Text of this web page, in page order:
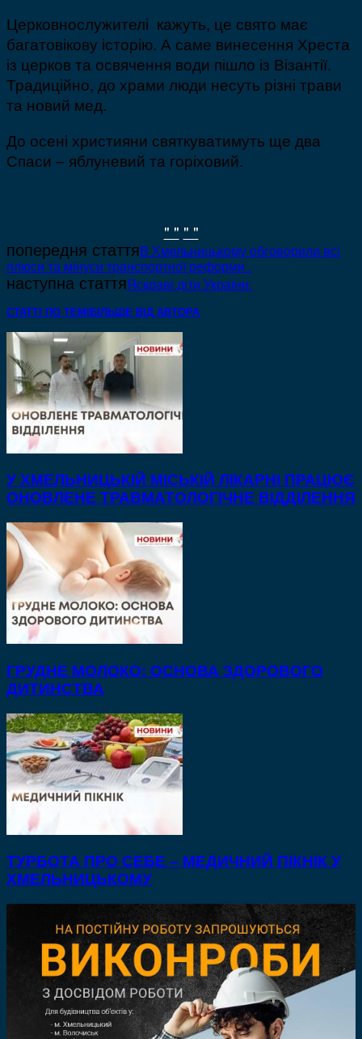
Церковнослужителі кажуть, це свято має
багатовікову історію. А саме винесення Хреста
із церков та освячення води пішло із Візантії.
Традиційно, до храми люди несуть різні трави
та новий мед.
До осені християни святкуватимуть ще два
Спаси – яблуневий та горіховий.
" " " "
попередня статтяВ Хмельницькому обговорили всі
плюси та мінуси транспортної реформи .
наступна статтяЯскраві діти України.
СТАТТІ ПО ТЕМІ БІЛЬШЕ ВІД АВТОРА
У ХМЕЛЬНИЦЬКІЙ МІСЬКІЙ ЛІКАРНІ ПРАЦЮЄ
ОНОВЛЕНЕ ТРАВМАТОЛОГІЧНЕ ВІДДІЛЕННЯ
ГРУДНЕ МОЛОКО: ОСНОВА ЗДОРОВОГО
ДИТИНСТВА
ТУРБОТА ПРО СЕБЕ – МЕДИЧНИЙ ПІКНІК У
ХМЕЛЬНИЦЬКОМУ